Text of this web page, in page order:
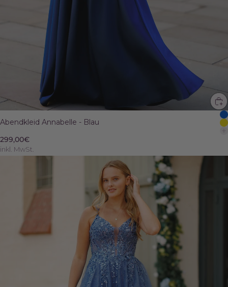
Abendkleid Annabelle - Blau
299,00€
inkl. MwSt.